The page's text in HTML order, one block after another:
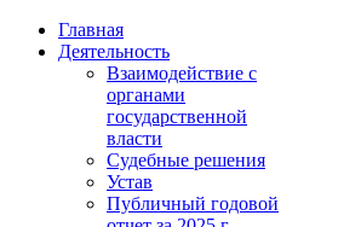
Главная
Деятельность
Взаимодействие с
органами
государственной
власти
Судебные решения
Устав
Публичный годовой